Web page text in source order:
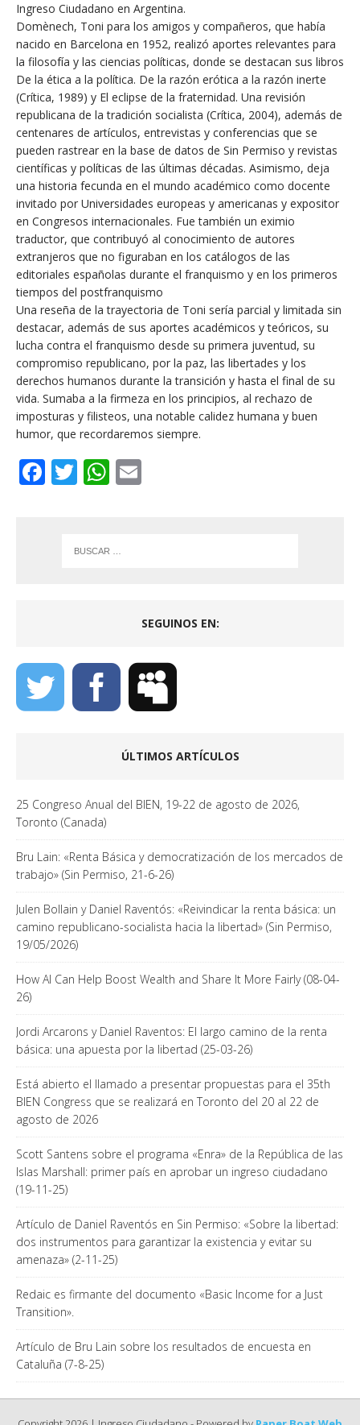
Ingreso Ciudadano en Argentina.
Domènech, Toni para los amigos y compañeros, que había
nacido en Barcelona en 1952, realizó aportes relevantes para
la filosofía y las ciencias políticas, donde se destacan sus libros
De la ética a la política. De la razón erótica a la razón inerte
(Crítica, 1989) y El eclipse de la fraternidad. Una revisión
republicana de la tradición socialista (Crítica, 2004), además de
centenares de artículos, entrevistas y conferencias que se
pueden rastrear en la base de datos de Sin Permiso y revistas
científicas y políticas de las últimas décadas. Asimismo, deja
una historia fecunda en el mundo académico como docente
invitado por Universidades europeas y americanas y expositor
en Congresos internacionales. Fue también un eximio
traductor, que contribuyó al conocimiento de autores
extranjeros que no figuraban en los catálogos de las
editoriales españolas durante el franquismo y en los primeros
tiempos del postfranquismo
Una reseña de la trayectoria de Toni sería parcial y limitada sin
destacar, además de sus aportes académicos y teóricos, su
lucha contra el franquismo desde su primera juventud, su
compromiso republicano, por la paz, las libertades y los
derechos humanos durante la transición y hasta el final de su
vida. Sumaba a la firmeza en los principios, al rechazo de
imposturas y filisteos, una notable calidez humana y buen
humor, que recordaremos siempre.
F T
te
W
ts
SEGUINOS EN:
ÚLTIMOS ARTÍCULOS
25 Congreso Anual del BIEN, 19-22 de agosto de 2026,
Toronto (Canada)
Bru Lain: «Renta Básica y democratización de los mercados de
trabajo» (Sin Permiso, 21-6-26)
Julen Bollain y Daniel Raventós: «Reivindicar la renta básica: un
camino republicano-socialista hacia la libertad» (Sin Permiso,
19/05/2026)
How AI Can Help Boost Wealth and Share It More Fairly (08-04-
26)
Jordi Arcarons y Daniel Raventos: El largo camino de la renta
básica: una apuesta por la libertad (25-03-26)
Está abierto el llamado a presentar propuestas para el 35th
BIEN Congress que se realizará en Toronto del 20 al 22 de
agosto de 2026
Scott Santens sobre el programa «Enra» de la República de las
Islas Marshall: primer país en aprobar un ingreso ciudadano
(19-11-25)
Artículo de Daniel Raventós en Sin Permiso: «Sobre la libertad:
dos instrumentos para garantizar la existencia y evitar su
amenaza» (2-11-25)
Redaic es firmante del documento «Basic Income for a Just
Transition».
Artículo de Bru Lain sobre los resultados de encuesta en
Cataluña (7-8-25)